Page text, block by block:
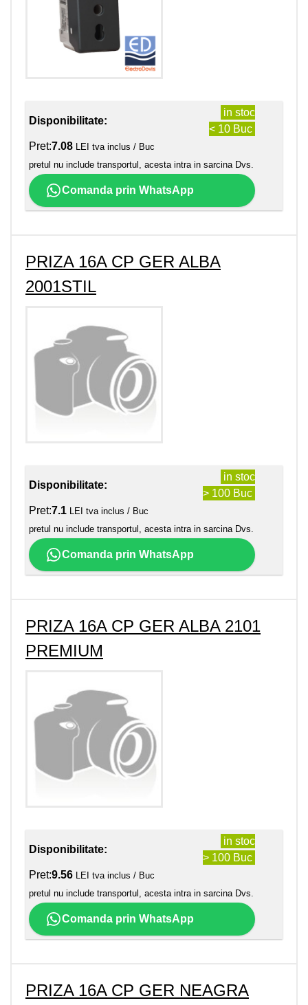
Disponibilitate:
in stoc
< 10 Buc
Pret:7.08 LEI tva inclus / Buc
pretul nu include transportul, acesta intra in sarcina Dvs.
Comanda prin WhatsApp
PRIZA 16A CP GER ALBA
2001STIL
Disponibilitate:
in stoc
> 100 Buc
Pret:7.1 LEI tva inclus / Buc
pretul nu include transportul, acesta intra in sarcina Dvs.
Comanda prin WhatsApp
PRIZA 16A CP GER ALBA 2101
PREMIUM
Disponibilitate:
in stoc
> 100 Buc
Pret:9.56 LEI tva inclus / Buc
pretul nu include transportul, acesta intra in sarcina Dvs.
Comanda prin WhatsApp
PRIZA 16A CP GER NEAGRA